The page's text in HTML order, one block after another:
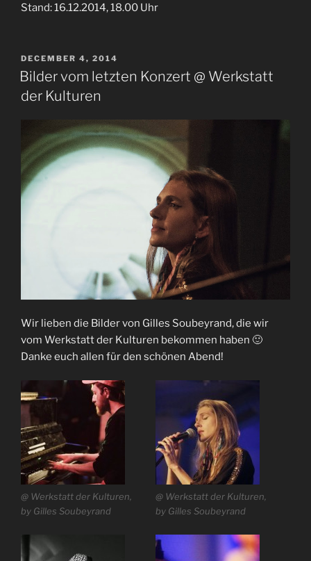
Stand: 16.12.2014, 18.00 Uhr
POSTED
ON
DECEMBER 4, 2014
Bilder vom letzten Konzert @ Werkstatt
der Kulturen
Wir lieben die Bilder von Gilles Soubeyrand, die wir
vom Werkstatt der Kulturen bekommen haben 🙂
Danke euch allen für den schönen Abend!
@ Werkstatt der Kulturen,
by Gilles Soubeyrand
@ Werkstatt der Kulturen,
by Gilles Soubeyrand